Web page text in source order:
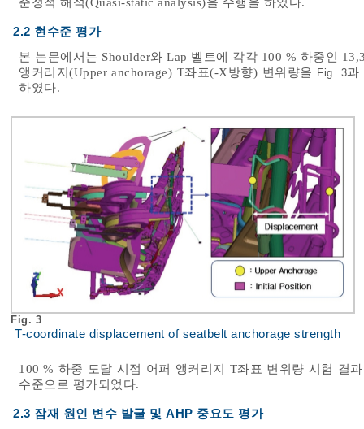
2.2 현수준 평가
본 논문에서는 Shoulder와 Lap 벨트에 각각 100 % 하중인
앵커리지(Upper anchorage) T좌표(-X방향) 변위량을 Fig. 3과
하였다.
Fig. 3
T-coordinate displacement of seatbelt anchorage strength
100 % 하중 도달 시점 어퍼 앵커리지 T좌표 변위량 시험 결
수준으로 평가되었다.
2.3 잠재 원인 변수 발굴 및 AHP 중요도 평가